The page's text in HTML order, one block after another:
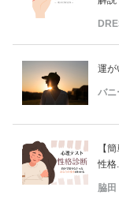
運が
バニ
【
性格...
脇